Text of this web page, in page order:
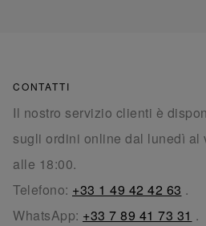
CONTATTI
Il nostro servizio clienti è
sugli ordini online dal lunedì al
alle 18:00.
Telefono: +33 1 49 42 42 63 .
WhatsApp: +33 7 89 41 73 31 .